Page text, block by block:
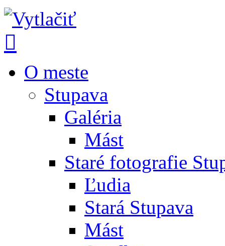
O meste
Stupava
Galéria
Mást
Staré fotografie
Ľudia
Stará Stupava
Mást